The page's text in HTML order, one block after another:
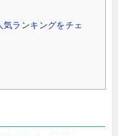
ランキングをチェ